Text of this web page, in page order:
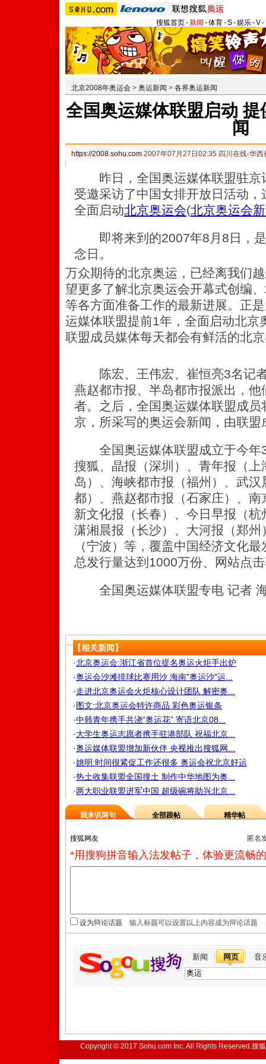
搜狐首页-新闻 -体育-S-娱乐-V-
北京2008年奥运会 > 奥运新闻 > 各界奥运新闻
全国奥运媒体联盟启动
闻
https://2008.sohu.com 2007年07月27日02:35 四川在线-华西
昨日，全国奥运媒体联盟驻京
受邀采访了中国女排开放日活动
全面启动北京奥运会(北京奥运会
即将来到的2007年8月8日，是
念日。
万众期待的北京奥运，已经离我们
望更多了解北京奥运会开幕式创编
等各方面准备工作的最新进展。正
运媒体联盟提前1年，全面启动北京
联盟成员媒体每天都会有鲜活的北
陈宏、王伟宏、崔恒亮3名记者
燕赵都市报、半岛都市报派出，
者。之后，全国奥运媒体联盟成
京，所采写的奥运会新闻，由联盟
全国奥运媒体联盟成立于今年3
搜狐、晶报（深圳）、青年报（
岛）、海峡都市报（福州）、武
都）、燕赵都市报（石家庄）、
新文化报（长春）、今日早报（
潇湘晨报（长沙）、大河报（郑
（宁波）等，覆盖中国经济文化
总发行量达到1000万份、网站点
全国奥运媒体联盟专电 记者
【相关新闻】
·北京奥运会:浙江省首位提名奥运火炬手出炉
·奥运会沙滩排球比赛用沙 海南"奥运沙"运...
·走进北京奥运会火炬核心设计团队 解密奥...
·图文:北京奥运会特许商品 彩色奥运银条
·中韩青年携手共浇“奥运花” 寄语北京08...
·大学生奥运志愿者携手驻港部队 祝福北京...
·奥运媒体联盟增加新伙伴 央视推出搜狐网...
·姚明:时间很紧促工作还很多 奥运会祝北京好运
·热土收集联盟全国搜土 制作中华地图为奥...
·两大职业联盟进军中国 超级碗将助兴北京...
我来说两句 全部跟帖 精华帖
匿名
*用搜狗拼音输入法发帖子，体验更流畅
设为辩论话题
新闻 网页 音
Copyright © 2017 Sohu.com Inc. All Rights Reserved.搜